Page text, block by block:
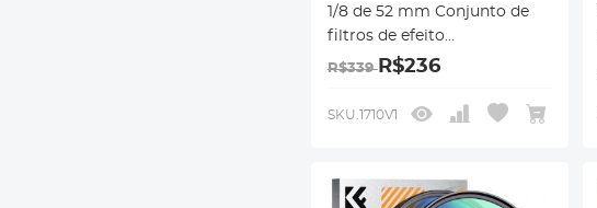
1/8 de 52 mm Conjunto de
filtros de efeito
cinematográfico de difusão
multicamada para lente de
R$339R$236
SKU.1710V1